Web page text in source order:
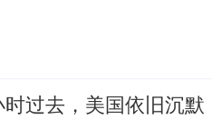
过去，美国依旧沉默